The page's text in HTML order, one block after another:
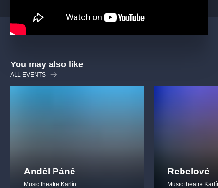
You may also like
ALL EVENTS
Anděl Páně
Music theatre Karlín
Rebelové
Music theatre